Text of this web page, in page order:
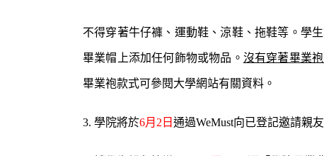
不得穿著牛仔褲、運動鞋、涼鞋、拖鞋等。學
畢業帽上添加任何飾物或物品。 沒有穿著畢業
畢業袍款式可參閱大學網站有關資料。
3. 學院將於6月 2 日 通過WeMust向已登記邀請親